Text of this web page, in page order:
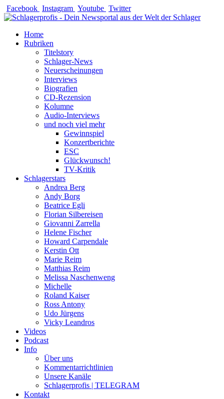
Zum
Inhalt
Facebook Instagram Youtube Twitter
Home
Rubriken
Titelstory
Schlager-News
Neuerscheinungen
Interviews
Biografien
CD-Rezension
Kolumne
Audio-Interviews
und noch viel mehr
Gewinnspiel
Konzertberichte
ESC
Glückwunsch!
TV-Kritik
Schlagerstars
Andrea Berg
Andy Borg
Beatrice Egli
Florian Silbereisen
Giovanni Zarrella
Helene Fischer
Howard Carpendale
Kerstin Ott
Marie Reim
Matthias Reim
Melissa Naschenweng
Michelle
Roland Kaiser
Ross Antony
Udo Jürgens
Vicky Leandros
Videos
Podcast
Info
Über uns
Kommentarrichtlinien
Unsere Kanäle
Schlagerprofis | TELEGRAM
Kontakt